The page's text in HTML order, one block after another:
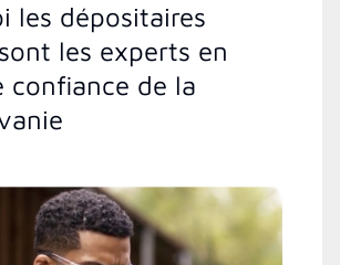
les dépositaires
les experts en
confiance de la